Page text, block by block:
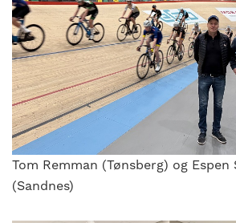
Tom Remman (Tønsberg) og Espen
(Sandnes)